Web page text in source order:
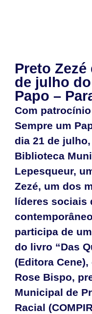
Preto
de julho
Papo –
Com
Sempre um
dia 21 de
Biblioteca
Lepesqueur,
Zezé, um dos
líderes sociais
participa de
do livro “Das
(Editora
Rose Bispo,
Municipal de
Racial